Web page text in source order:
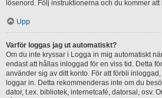
lösenord. Följ instruktionerna och du kommer
Upp
Varför loggas jag ut automatiskt?
Om du inte kryssar i Logga in mig automatiskt
endast att hållas inloggad för en viss tid. Detta
använder sig av ditt konto. För att förbli
loggar in. Detta rekommenderas inte om du
dator, t.ex. bibliotek, internetcafé, datorsal, osv.